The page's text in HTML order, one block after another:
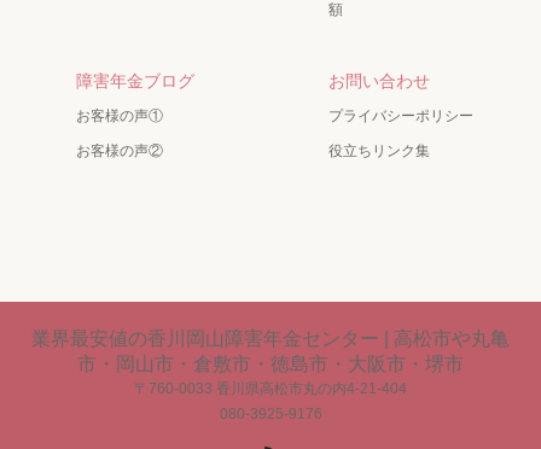
額
障害年金ブログ
お客様の声①
お客様の声②
お問い合わせ
プライバシーポリシー
役立ちリンク集
業界最安値の香川岡山障害年金センター | 高松市や丸亀
市・岡山市・倉敷市・徳島市・大阪市・堺市
〒760-0033 香川県高松市丸の内4-21-404
080-3925-9176